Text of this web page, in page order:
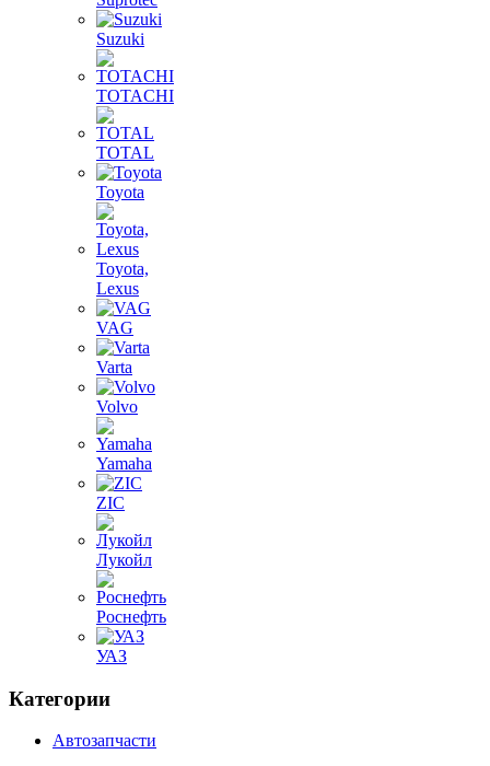
Suzuki
TOTACHI
TOTAL
Toyota
Toyota,
Lexus
VAG
Varta
Volvo
Yamaha
ZIC
Лукойл
Роснефть
УАЗ
Категории
Автозапчасти